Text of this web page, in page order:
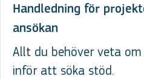
Handledning för
ansökan
Allt du behöver veta
inför att söka stöd.